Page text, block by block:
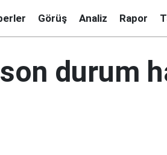
Görüş Analiz Rapor
durum